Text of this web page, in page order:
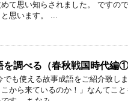
て思い知らされました。 ですの
思います。 ...
調べる（春秋戦国時代編①
でも使える故事成語をご紹介致し
から来ているのか！」なんてこ